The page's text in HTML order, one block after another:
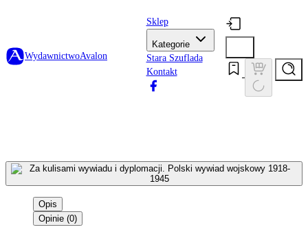
WydawnictwoAvalon
Sklep
Kategorie
Stara Szuflada
Kontakt
Opis
Opinie (0)